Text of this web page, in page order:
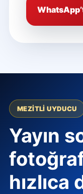
MEZITLI UYDUCU
Yayın
hızlıca